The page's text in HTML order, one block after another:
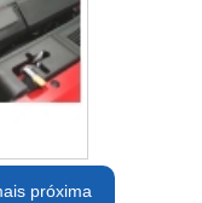
próxima